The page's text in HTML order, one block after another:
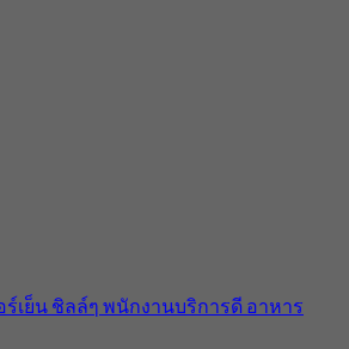
เย็น ชิลล์ๆ พนักงานบริการดี อาหาร